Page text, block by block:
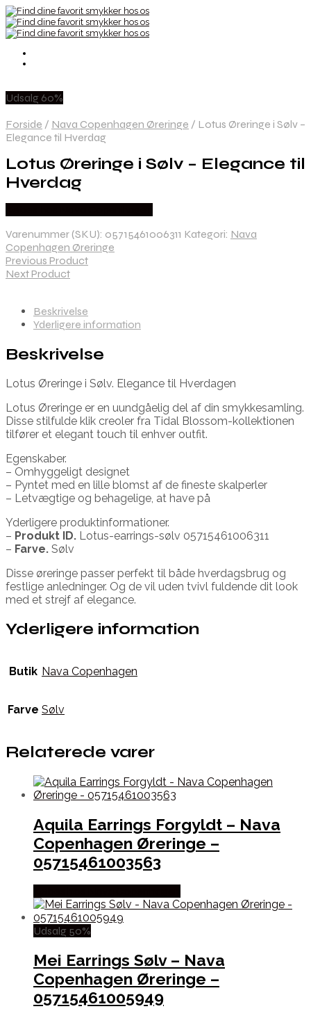
Udsalg 60%
Forside / Nava Copenhagen Øreringe / Lotus Øreringe i Sølv –
Elegance til Hverdag
Lotus Øreringe i Sølv – Elegance til
Hverdag
Varenummer (SKU): 05715461006311 Kategori: Nava
Copenhagen Øreringe
Previous Product
Next Product
Beskrivelse
Yderligere information
Beskrivelse
Lotus Øreringe i Sølv. Elegance til Hverdagen
Lotus Øreringe er en uundgåelig del af din smykkesamling.
Disse stilfulde klik creoler fra Tidal Blossom-kollektionen
tilfører et elegant touch til enhver outfit.
Egenskaber.
– Omhyggeligt designet
– Pyntet med en lille blomst af de fineste skalperler
– Letvægtige og behagelige, at have på
Yderligere produktinformationer.
– Produkt ID. Lotus-earrings-sølv 05715461006311
– Farve. Sølv
Disse øreringe passer perfekt til både hverdagsbrug og
festlige anledninger. Og de vil uden tvivl fuldende dit look
med et strejf af elegance.
Yderligere information
Butik Nava Copenhagen
Farve Sølv
Relaterede varer
Aquila Earrings Forgyldt – Nava
Copenhagen Øreringe –
05715461003563
Udsalg 50%
Mei Earrings Sølv – Nava
Copenhagen Øreringe –
05715461005949